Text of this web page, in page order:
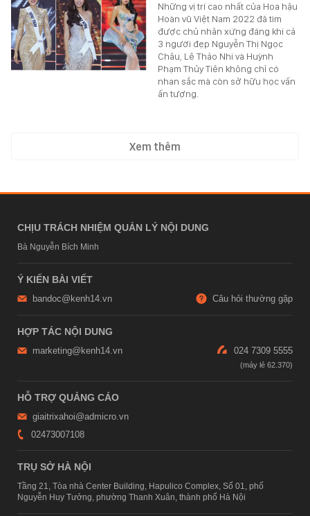
Những vị trí cao nhất của Hoa hậu
Hoàn vũ Việt Nam 2022 đã tìm
được chủ nhân xứng đáng khi cả
3 người đẹp Nguyễn Thị Ngọc
Châu, Lê Thảo Nhi và Huỳnh
Phạm Thủy Tiên không chỉ có
nhan sắc mà còn sở hữu học vấn
ấn tượng.
Xem thêm
CHỊU TRÁCH NHIỆM QUẢN LÝ NỘI DUNG
Bà Nguyễn Bích Minh
Ý KIẾN BÀI VIẾT
bandoc@kenh14.vn Câu hỏi thường gặp
HỢP TÁC NỘI DUNG
marketing@kenh14.vn 024 7309 5555
HỖ TRỢ QUẢNG CÁO
giaitrixahoi@admicro.vn
02473007108
TRỤ SỞ HÀ NỘI
Tầng 21, Tòa nhà Center Building, Hapulico Complex, Số 01, phố
Nguyễn Huy Tưởng, phường Thanh Xuân, thành phố Hà Nội